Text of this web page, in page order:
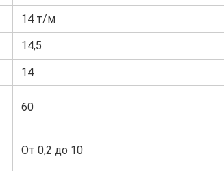
14 т/м
14,5
14
60
От 0,2 до 10